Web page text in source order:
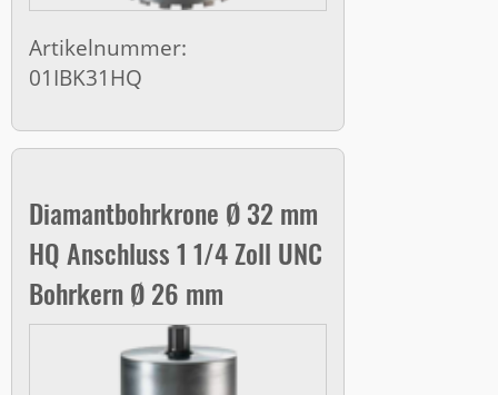
Artikelnummer:
01IBK31HQ
Diamantbohrkrone Ø 32 mm
HQ Anschluss 1 1/4 Zoll UNC
Bohrkern Ø 26 mm